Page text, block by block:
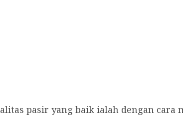
pasir yang baik ialah dengan